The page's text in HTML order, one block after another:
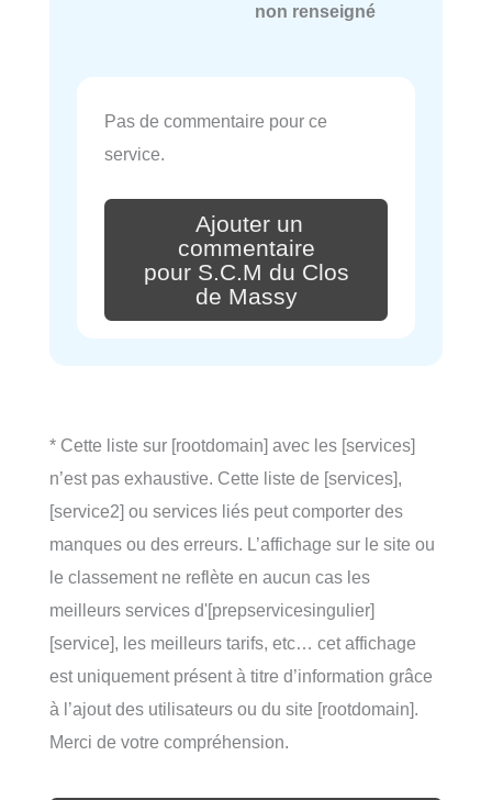
non renseigné
Pas de commentaire pour ce
service.
Ajouter un
commentaire
pour S.C.M du Clos
de Massy
* Cette liste sur [rootdomain] avec les [services]
n’est pas exhaustive. Cette liste de [services],
[service2] ou services liés peut comporter des
manques ou des erreurs. L’affichage sur le site ou
le classement ne reflète en aucun cas les
meilleurs services d'[prepservicesingulier]
[service], les meilleurs tarifs, etc… cet affichage
est uniquement présent à titre d’information grâce
à l’ajout des utilisateurs ou du site [rootdomain].
Merci de votre compréhension.